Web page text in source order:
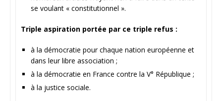
se voulant « constitutionnel ».
Triple aspiration portée par ce triple refus :
à la démocratie pour chaque nation européenne et
dans leur libre association ;
à la démocratie en France contre la V° République ;
à la justice sociale.